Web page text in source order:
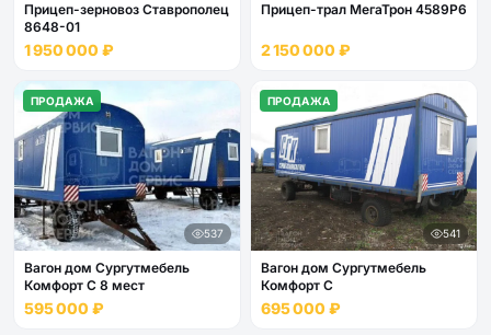
Прицеп-зерновоз Ставрополец
8648-01
1 950 000 ₽
Прицеп-трал МегаТрон 4589P6
2 150 000 ₽
ПРОДАЖА
537
Вагон дом Сургутмебель
Комфорт С 8 мест
595 000 ₽
ПРОДАЖА
541
Вагон дом Сургутмебель
Комфорт С
695 000 ₽